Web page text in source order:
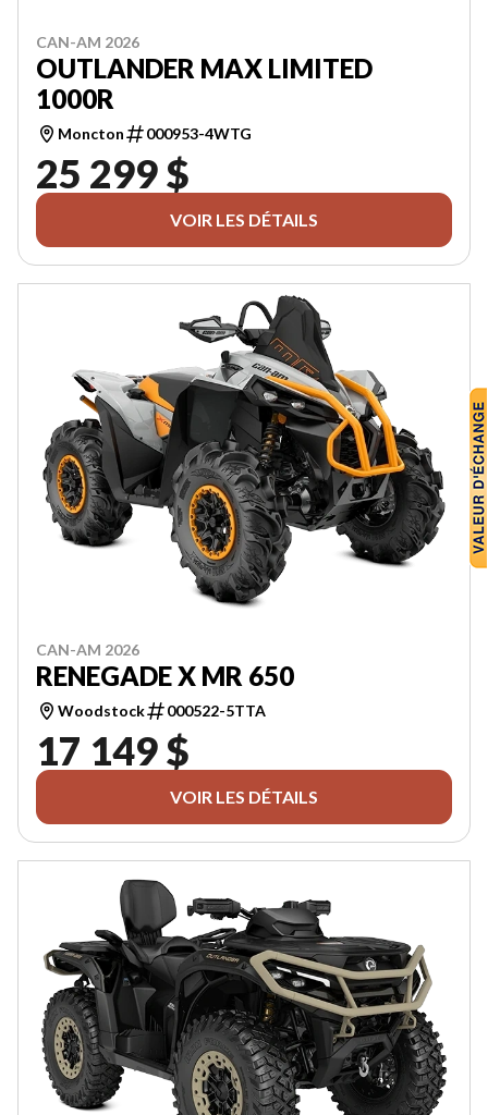
CAN-AM 2026
OUTLANDER MAX LIMITED
1000R
Moncton 000953-4WTG
25 299 $
VOIR LES DÉTAILS
CAN-AM 2026
RENEGADE X MR 650
Woodstock 000522-5TTA
17 149 $
VOIR LES DÉTAILS